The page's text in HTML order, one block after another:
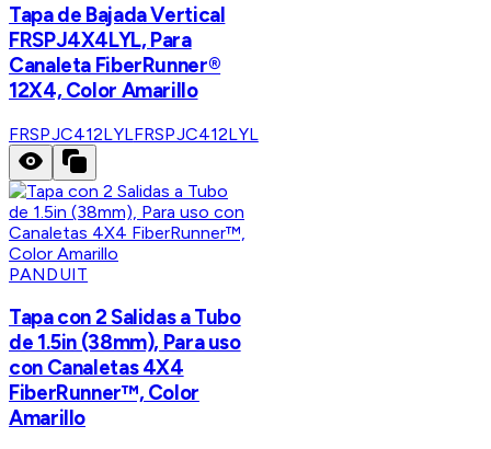
Tapa de Bajada Vertical
FRSPJ4X4LYL, Para
Canaleta FiberRunner®
12X4, Color Amarillo
FRSPJC412LYLFRSPJC412LYL
PANDUIT
Tapa con 2 Salidas a Tubo
de 1.5in (38mm), Para uso
con Canaletas 4X4
FiberRunner™, Color
Amarillo